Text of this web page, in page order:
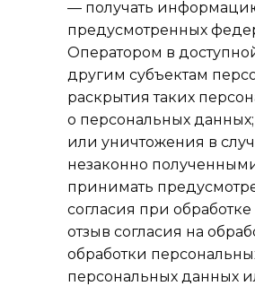
— получать
предусмотренных
Оператором в
другим субъектам
раскрытия таких
о персональных
или уничтожения в
незаконно
принимать
согласия при
отзыв согласия на
обработки
персональных данных